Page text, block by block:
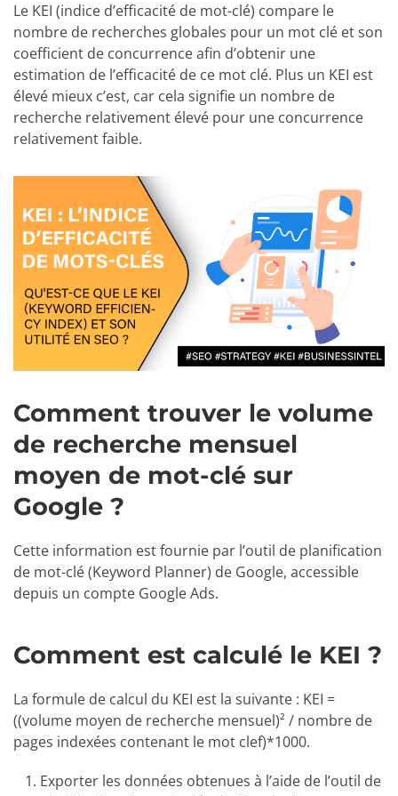
Le KEI (indice d’efficacité de mot-clé) compare le
nombre de recherches globales pour un mot clé et son
coefficient de concurrence afin d’obtenir une
estimation de l’efficacité de ce mot clé. Plus un KEI est
élevé mieux c’est, car cela signifie un nombre de
recherche relativement élevé pour une concurrence
relativement faible.
Comment trouver le volume
de recherche mensuel
moyen de mot-clé sur
Google ?
Cette information est fournie par l’outil de planification
de mot-clé (Keyword Planner) de Google, accessible
depuis un compte Google Ads.
Comment est calculé le KEI ?
La formule de calcul du KEI est la suivante : KEI =
((volume moyen de recherche mensuel)² / nombre de
pages indexées contenant le mot clef)*1000.
Exporter les données obtenues à l’aide de l’outil de